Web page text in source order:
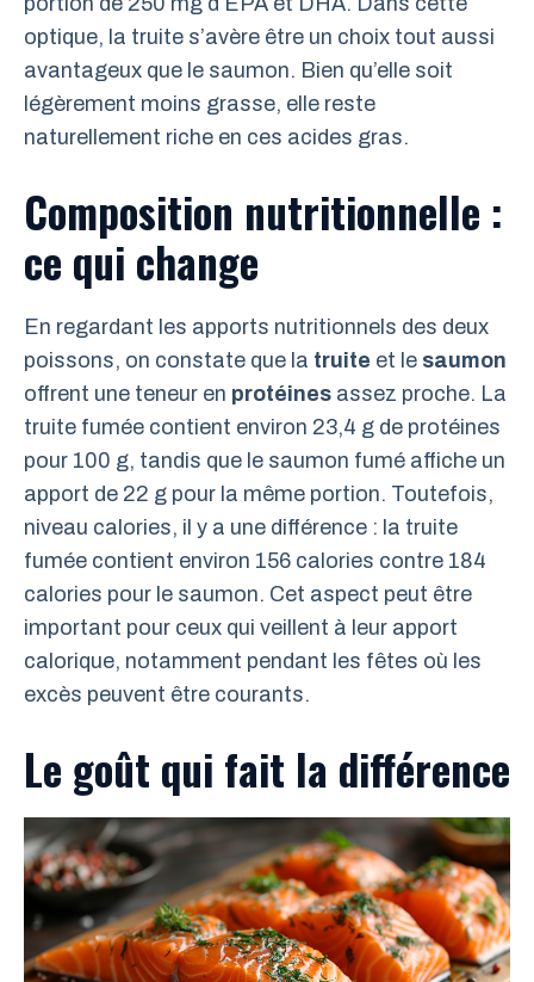
optique, la truite s’avère être un choix tout aussi
avantageux que le saumon. Bien qu’elle soit
légèrement moins grasse, elle reste
naturellement riche en ces acides gras.
Composition nutritionnelle :
ce qui change
En regardant les apports nutritionnels des deux
poissons, on constate que la truite et le saumon
offrent une teneur en protéines assez proche. La
truite fumée contient environ 23,4 g de protéines
pour 100 g, tandis que le saumon fumé affiche un
apport de 22 g pour la même portion. Toutefois,
niveau calories, il y a une différence : la truite
fumée contient environ 156 calories contre 184
calories pour le saumon. Cet aspect peut être
important pour ceux qui veillent à leur apport
calorique, notamment pendant les fêtes où les
excès peuvent être courants.
Le goût qui fait la différence